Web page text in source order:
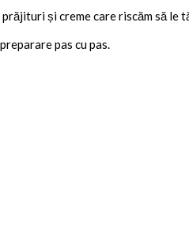
și creme care riscăm să le
pas cu pas.